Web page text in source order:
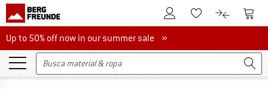
A la cuenta de cliente
A la lista de
A la A la
Up to 50% off now in our summer sale
Up to 50% off now in our summer sale »